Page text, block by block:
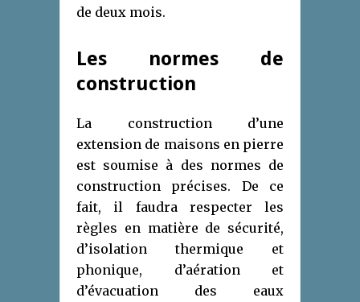
de deux mois.
Les normes de
construction
La construction d’une
extension de maisons en pierre
est soumise à des normes de
construction précises. De ce
fait, il faudra respecter les
règles en matière de sécurité,
d’isolation thermique et
phonique, d’aération et
d’évacuation des eaux